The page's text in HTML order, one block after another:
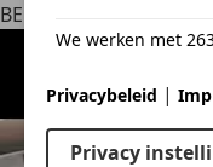
BE 9190
We werken met
Privacybeleid |
Privacy